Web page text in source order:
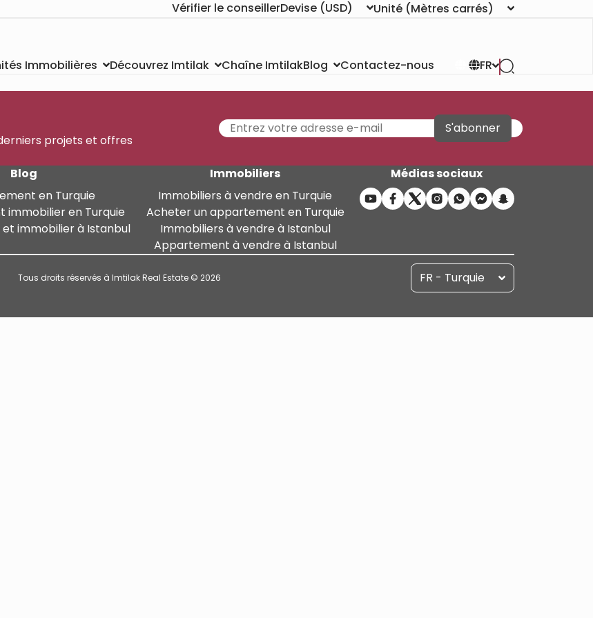
Vérifier le conseillerDevise (USD) Unité (Mètres carrés)
Immobilières Découvrez Imtilak Chaîne ImtilakBlog Contactez-nous FR
projets et offres
S'abonner
Blog
en Turquie
immobilier en Turquie
immobilier à Istanbul
Immobiliers
Immobiliers à vendre en Turquie
Acheter un appartement en Turquie
Immobiliers à vendre à Istanbul
Appartement à vendre à Istanbul
Médias sociaux
Tous droits réservés à Imtilak Real Estate © 2026 FR - Turquie